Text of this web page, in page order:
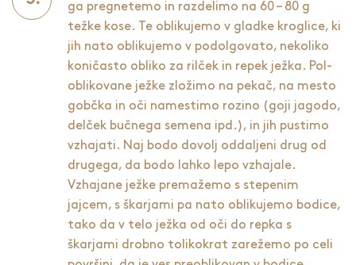
ga pregnetemo in razdelimo na 60 – 80 g
težke kose. Te oblikujemo v gladke kroglice, ki
jih nato oblikujemo v podolgovato, nekoliko
koničasto obliko za rilček in repek ježka. Pol-
oblikovane ježke zložimo na pekač, na mesto
gobčka in oči namestimo rozino (goji jagodo,
delček bučnega semena ipd.), in jih pustimo
vzhajati. Naj bodo dovolj oddaljeni drug od
drugega, da bodo lahko lepo vzhajale.
Vzhajane ježke premažemo s stepenim
jajcem, s škarjami pa nato oblikujemo bodice,
tako da v telo ježka od oči do repka s
škarjami drobno tolikokrat zarežemo po celi